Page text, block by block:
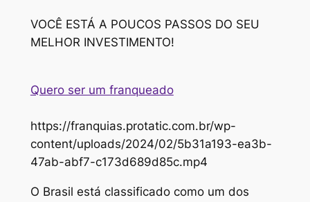
VOCÊ ESTÁ A POUCOS PASSOS DO SEU
MELHOR INVESTIMENTO!
Quero ser um franqueado
https://franquias.protatic.com.br/wp-
content/uploads/2024/02/5b31a193-ea3b-
47ab-abf7-c173d689d85c.mp4
O Brasil está classificado como um dos